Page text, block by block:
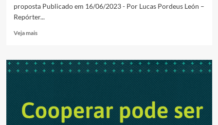
proposta Publicado em 16/06/2023 - Por Lucas Pordeus León –
Repórter...
Veja maisRead
Relator
do
do
novo